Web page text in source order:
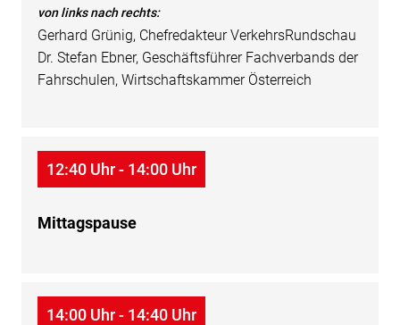
von links nach rechts:
Gerhard Grünig, Chefredakteur VerkehrsRundschau
Dr. Stefan Ebner, Geschäftsführer Fachverbands der
Fahrschulen, Wirtschaftskammer Österreich
12:40 Uhr - 14:00 Uhr
Mittagspause
14:00 Uhr - 14:40 Uhr